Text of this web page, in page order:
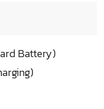
Battery)